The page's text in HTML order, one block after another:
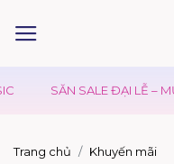
SĂN SALE ĐẠI LỄ –
Trang chủ
Khuyến mãi